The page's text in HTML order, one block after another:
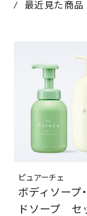
最近見た商品
ピュアーチェ
ボディソープ
ドソープ セ